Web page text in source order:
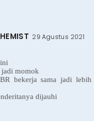
29 Agustus 2021
jadi momok
bekerja sama jadi lebih
dijauhi